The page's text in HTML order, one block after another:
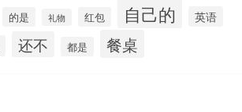
的是 礼物 红包 自己的 英语
还不 都是 餐桌